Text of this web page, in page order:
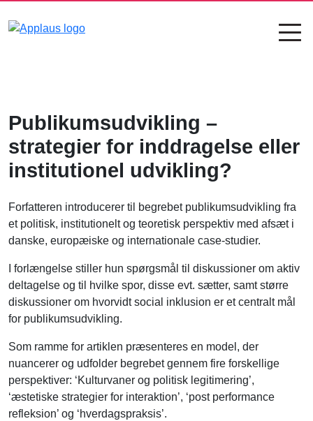
Publikumsudvikling –
strategier for inddragelse eller
institutionel udvikling?
Forfatteren introducerer til begrebet publikumsudvikling fra
et politisk, institutionelt og teoretisk perspektiv med afsæt i
danske, europæiske og internationale case-studier.
I forlængelse stiller hun spørgsmål til diskussioner om aktiv
deltagelse og til hvilke spor, disse evt. sætter, samt større
diskussioner om hvorvidt social inklusion er et centralt mål
for publikumsudvikling.
Som ramme for artiklen præsenteres en model, der
nuancerer og udfolder begrebet gennem fire forskellige
perspektiver: ‘Kulturvaner og politisk legitimering’,
‘æstetiske strategier for interaktion’, ‘post performance
refleksion’ og ‘hverdagspraksis’.